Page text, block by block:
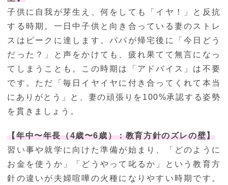
子供に自我が芽生え、何をしても「イヤ！」と反抗
する時期。一日中子供と向き合っている妻のストレ
スはピークに達します。パパが帰宅後に「今日どう
だった？」と声をかけても、疲れ果てて無言になっ
てしまうことも。この時期は「アドバイス」は不要
です。ただ「毎日イヤイヤに付き合ってくれて本当
にありがとう」と、妻の頑張りを100%承認する姿勢
を貫きましょう。
【年中〜年長（4歳〜6歳）：教育方針のズレの壁】
習い事や就学に向けた準備が始まり、「どのように
お金を使うか」「どうやって叱るか」という教育方
針の違いが夫婦喧嘩の火種になりやすい時期です。